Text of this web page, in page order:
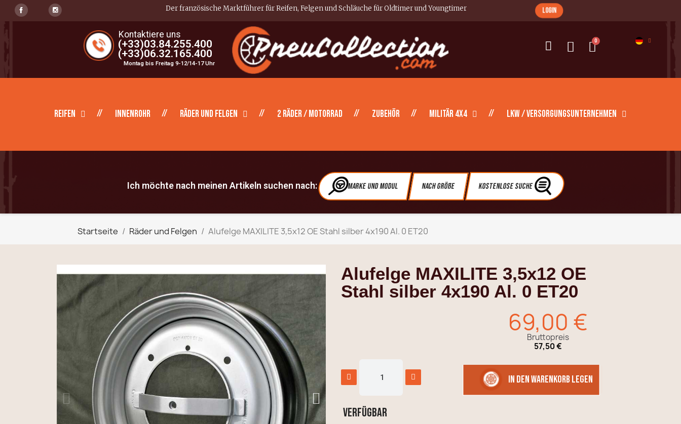
Der französische Marktführer für Reifen, Felgen und Schläuche für Oldtimer und Youngtimer login
Kontaktiere uns
(+33)03.84.255.400
(+33)06.32.165.400
Montag bis Freitag 9-12/14-17 Uhr
Reifen Innenrohr Räder und Felgen 2 Räder / Motorrad Zubehör Militär 4X4 LKW / Versorgungsunternehmen
Ich möchte nach meinen Artikeln suchen nach: Marke und Modul Nach Größe Kostenlose Suche
Startseite Räder und Felgen Alufelge MAXILITE 3,5x12 OE Stahl silber 4x190 Al. 0 ET20
Alufelge MAXILITE 3,5x12 OE
Stahl silber 4x190 Al. 0 ET20
69,00 €
Bruttopreis
57,50 €
in den Warenkorb legen
Verfügbar